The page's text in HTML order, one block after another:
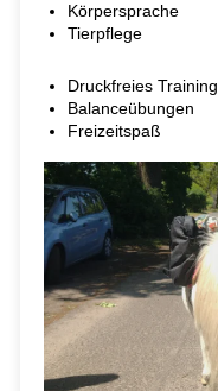
Körpersprache
Tierpflege
Druckfreies Training
Balanceübungen
Freizeitspaß